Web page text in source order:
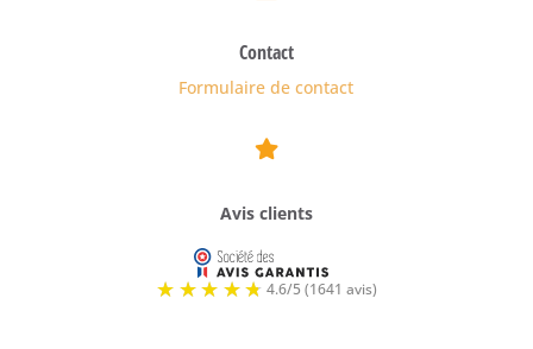
Contact
Formulaire de contact

Avis clients